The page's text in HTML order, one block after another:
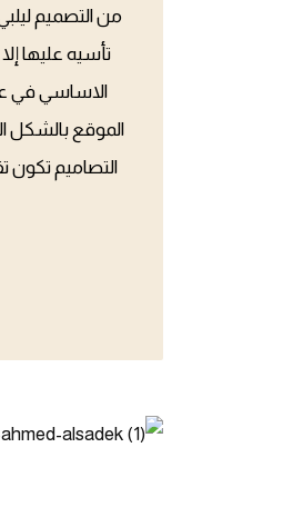
من التصميم
تأسيه عليها
الاساسي في
الموقع بالشكل
التصاميم تكون